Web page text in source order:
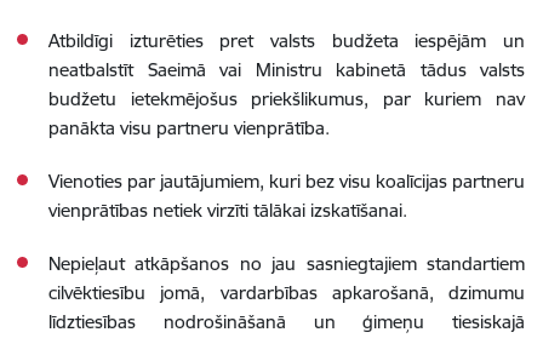
Atbildīgi izturēties pret valsts budžeta iespējām un
neatbalstīt Saeimā vai Ministru kabinetā tādus valsts
budžetu ietekmējošus priekšlikumus, par kuriem nav
panākta visu partneru vienprātība.
Vienoties par jautājumiem, kuri bez visu koalīcijas partneru
vienprātības netiek virzīti tālākai izskatīšanai.
Nepieļaut atkāpšanos no jau sasniegtajiem standartiem
cilvēktiesību jomā, vardarbības apkarošanā, dzimumu
līdztiesības nodrošināšanā un ģimeņu tiesiskajā